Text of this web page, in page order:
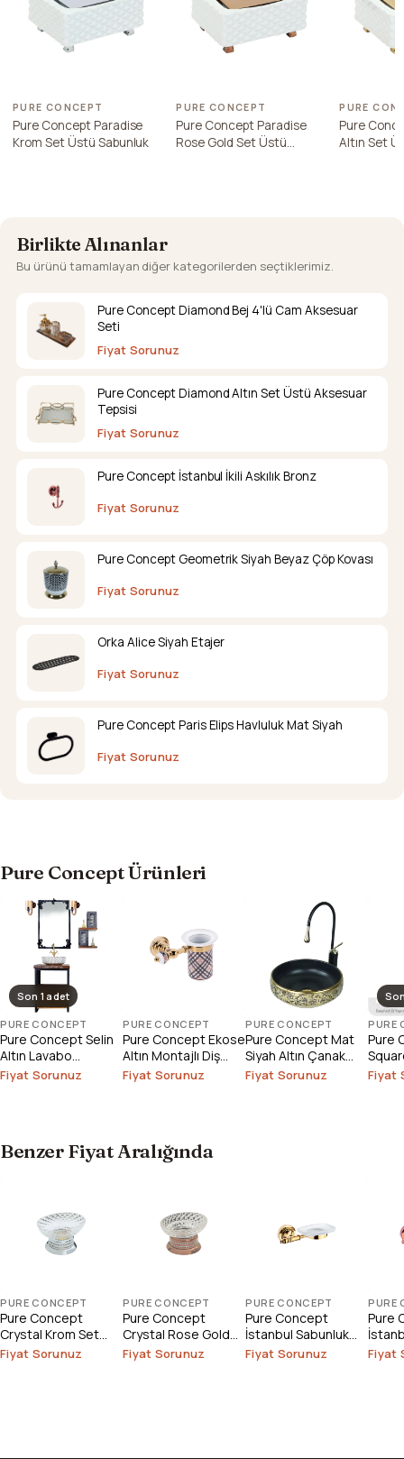
PURE CONCEPT
Pure Concept Paradise
Krom Set Üstü Sabunluk
PURE CONCEPT
Pure Concept Paradise
Rose Gold Set Üstü
PURE
Pure
Altın Set
Birlikte Alınanlar
Bu ürünü tamamlayan diğer kategorilerden seçtiklerimiz.
Pure Concept Diamond Bej 4'lü Cam Aksesuar
Seti
Fiyat Sorunuz
Pure Concept Diamond Altın Set Üstü Aksesuar
Tepsisi
Fiyat Sorunuz
Pure Concept İstanbul İkili Askılık Bronz
Fiyat Sorunuz
Pure Concept Geometrik Siyah Beyaz Çöp Kovası
Fiyat Sorunuz
Orka Alice Siyah Etajer
Fiyat Sorunuz
Pure Concept Paris Elips Havluluk Mat Siyah
Fiyat Sorunuz
Pure Concept Ürünleri
Son 1 adet
PURE CONCEPT
Pure Concept Selin
Altın Lavabo
Bataryası (Outlet)
Fiyat Sorunuz
PURE CONCEPT
Pure Concept Ekose
Altın Montajlı Diş
Fırçalık
Fiyat Sorunuz
PURE CONCEPT
Pure Concept Mat
Siyah Altın Çanak
Lavabo
Fiyat Sorunuz
PURE
Pure
Fiyat
Benzer Fiyat Aralığında
PURE CONCEPT
Pure Concept
Crystal Krom Set
Üstü Sabunluk
Fiyat Sorunuz
PURE CONCEPT
Pure Concept
Crystal Rose Gold
Set Üstü Sabunluk
Fiyat Sorunuz
PURE CONCEPT
Pure Concept
İstanbul Sabunluk
Camlı Altın
Fiyat Sorunuz
PURE
Pure
Bronz
Fiyat